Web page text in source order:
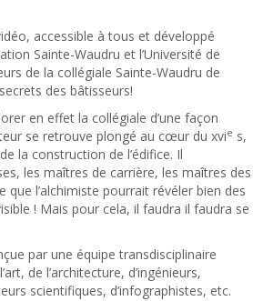
accessible à tous et développé
Sainte-Waudru et l’Université de
de la collégiale Sainte-Waudru de
des bâtisseurs!
en effet la collégiale d’une façon
se retrouve plongé au cœur du xvie s,
la construction de l’édifice. Il
les maîtres de carrière, les maîtres des
que l’alchimiste pourrait révéler bien des
! Mais pour cela, il faudra il faudra se
par une équipe transdisciplinaire
de l’architecture, d’ingénieurs,
scientifiques, d’infographistes, etc.